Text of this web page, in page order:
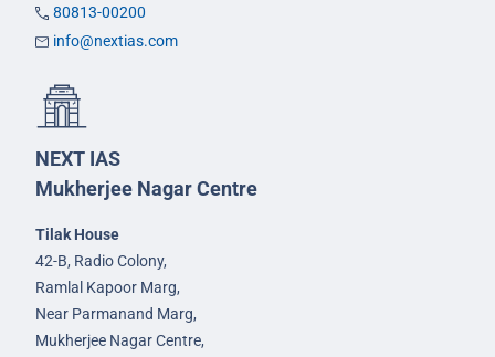
80813-00200
info@nextias.com
NEXT IAS
Mukherjee Nagar Centre
Tilak House
42-B, Radio Colony,
Ramlal Kapoor Marg,
Near Parmanand Marg,
Mukherjee Nagar Centre,